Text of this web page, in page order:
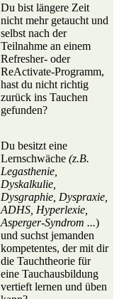
Du bist längere Zeit
nicht mehr getaucht und
selbst nach der
Teilnahme an einem
Refresher- oder
ReActivate-Programm,
hast du nicht richtig
zurück ins Tauchen
gefunden?
Du besitzt eine
Lernschwäche (z.B.
Legasthenie
Dyskalkulie
Dysgraphie Dyspraxie
ADHS Hyperlexie
Asperger-Syndrom ...)
und suchst jemanden
kompetentes, der mit dir
die Tauchtheorie für
eine Tauchausbildung
vertieft lernen und üben